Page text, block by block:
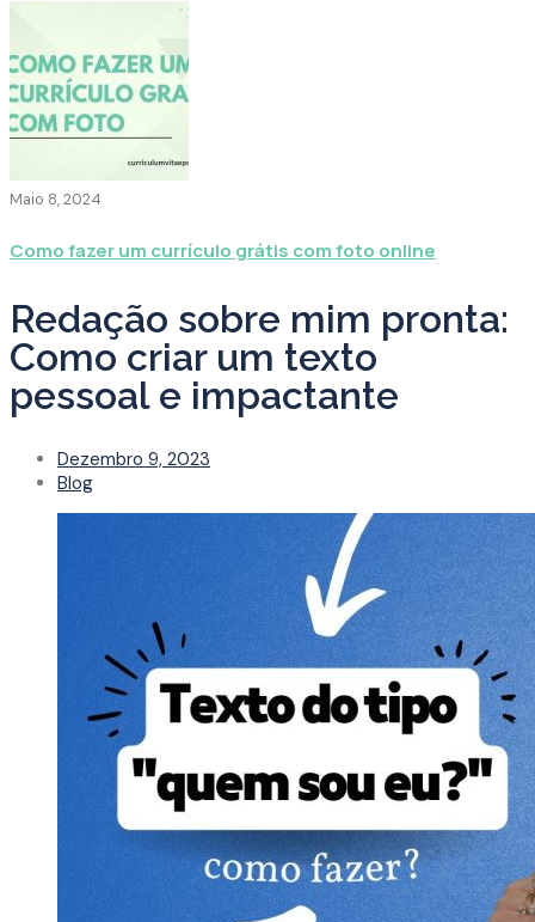
Maio 8, 2024
Como fazer um currículo grátis com foto online
Redação sobre mim pronta:
Como criar um texto
pessoal e impactante
Dezembro 9, 2023
Blog